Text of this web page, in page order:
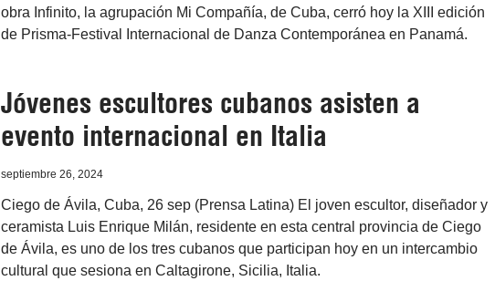
obra Infinito, la agrupación Mi Compañía, de Cuba, cerró hoy la XIII edición
de Prisma-Festival Internacional de Danza Contemporánea en Panamá.
Jóvenes escultores cubanos asisten a
evento internacional en Italia
septiembre 26, 2024
Ciego de Ávila, Cuba, 26 sep (Prensa Latina) El joven escultor, diseñador y
ceramista Luis Enrique Milán, residente en esta central provincia de Ciego
de Ávila, es uno de los tres cubanos que participan hoy en un intercambio
cultural que sesiona en Caltagirone, Sicilia, Italia.